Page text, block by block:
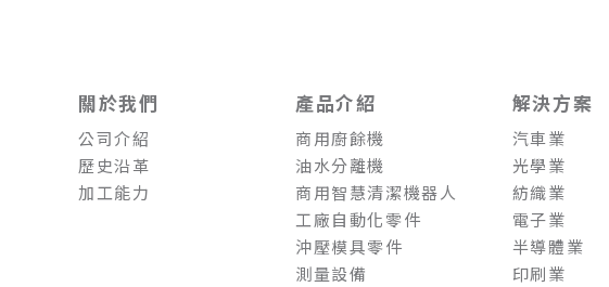
關於我們
公司介紹
歷史沿革
加工能力
產品介紹
商用廚餘機
油水分離機
商用智慧清潔機器人
工廠自動化零件
沖壓模具零件
測量設備
解決方案
汽車業
光學業
紡織業
電子業
半導體業
印刷業